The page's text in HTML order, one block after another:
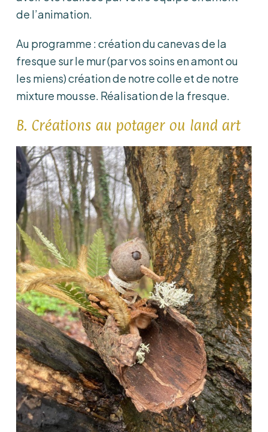
de l’animation.
Au programme : création du canevas de la
fresque sur le mur (par vos soins en amont ou
les miens) création de notre colle et de notre
mixture mousse. Réalisation de la fresque.
B. Créations au potager ou land art